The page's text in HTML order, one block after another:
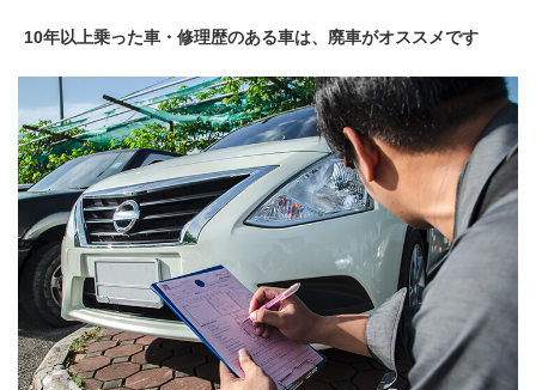
10年以上乗った車・修理歴のある車は、廃車がオススメです